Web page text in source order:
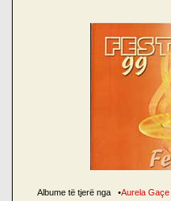
Albume të tjerë nga •Aurela Gaçe